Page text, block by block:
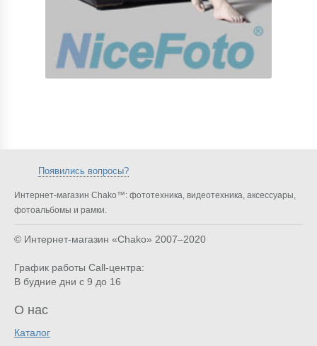
Появились вопросы?
Интернет-магазин Chako™: фототехника, видеотехника, аксессуары,
фотоальбомы и рамки.
© Интернет-магазин «Chako» 2007–2020
График работы Call-центра:
В будние дни с 9 до 16
О нас
Каталог